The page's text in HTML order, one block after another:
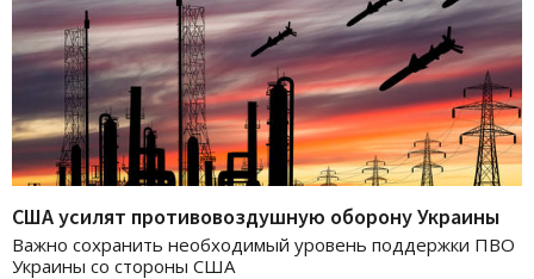
США усилят противовоздушную оборону Украины
Важно сохранить необходимый уровень поддержки ПВО
Украины со стороны США